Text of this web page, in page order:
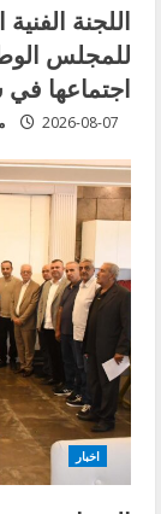
اللجنة
للمجلس
اجتماعها
2026-08-07
اخبار